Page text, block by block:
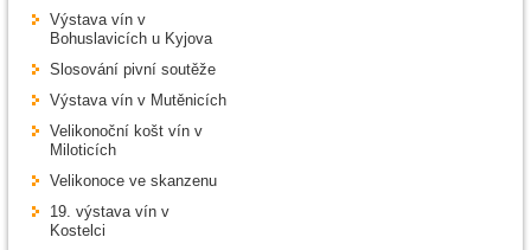
Výstava vín v
Bohuslavicích u Kyjova
Slosování pivní soutěže
Výstava vín v Mutěnicích
Velikonoční košt vín v
Miloticích
Velikonoce ve skanzenu
19. výstava vín v
Kostelci